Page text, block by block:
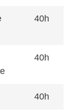
40h
40h
40h